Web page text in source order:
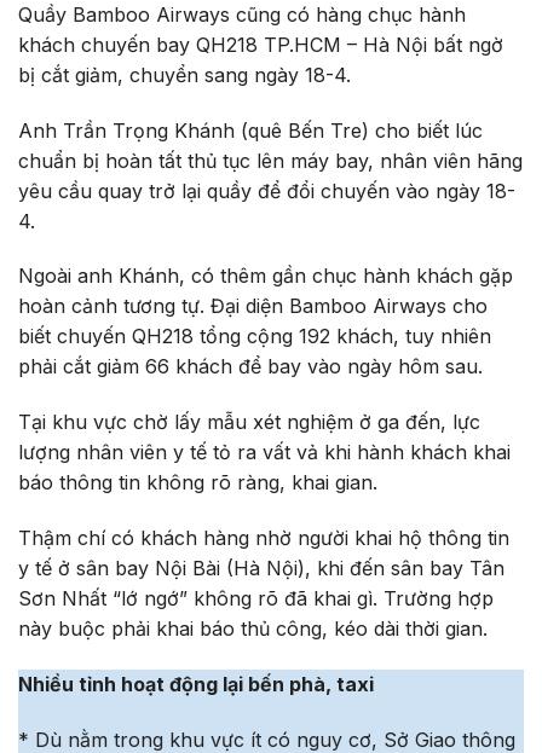
Quầy Bamboo Airways cũng có hàng chục hành
khách chuyến bay QH218 TP.HCM – Hà Nội bất ngờ
bị cắt giảm, chuyển sang ngày 18-4.
Anh Trần Trọng Khánh (quê Bến Tre) cho biết lúc
chuẩn bị hoàn tất thủ tục lên máy bay, nhân viên hãng
yêu cầu quay trở lại quầy để đổi chuyến vào ngày 18-
4.
Ngoài anh Khánh, có thêm gần chục hành khách gặp
hoàn cảnh tương tự. Đại diện Bamboo Airways cho
biết chuyến QH218 tổng cộng 192 khách, tuy nhiên
phải cắt giảm 66 khách để bay vào ngày hôm sau.
Tại khu vực chờ lấy mẫu xét nghiệm ở ga đến, lực
lượng nhân viên y tế tỏ ra vất vả khi hành khách khai
báo thông tin không rõ ràng, khai gian.
Thậm chí có khách hàng nhờ người khai hộ thông tin
y tế ở sân bay Nội Bài (Hà Nội), khi đến sân bay Tân
Sơn Nhất “lớ ngớ” không rõ đã khai gì. Trường hợp
này buộc phải khai báo thủ công, kéo dài thời gian.
Nhiều tỉnh hoạt động lại bến phà, taxi
* Dù nằm trong khu vực ít có nguy cơ, Sở Giao thông